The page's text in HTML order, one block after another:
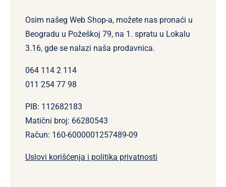
Osim našeg Web Shop-a, možete nas pronaći u
Beogradu u Požeškoj 79, na 1. spratu u Lokalu
3.16, gde se nalazi naša prodavnica.
064 114 2 114
011 254 77 98
PIB: 112682183
Matični broj: 66280543
Račun: 160-6000001257489-09
Uslovi korišćenja i politika privatnosti